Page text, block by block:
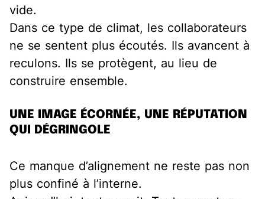
vide.
Dans ce type de climat, les collaborateurs
ne se sentent plus écoutés. Ils avancent à
reculons. Ils se protègent, au lieu de
construire ensemble.
UNE IMAGE ÉCORNÉE, UNE RÉPUTATION
QUI DÉGRINGOLE
Ce manque d’alignement ne reste pas non
plus confiné à l’interne.